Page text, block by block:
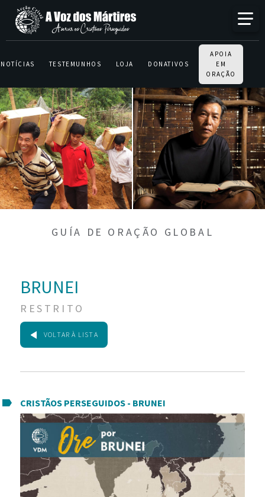
NOTÍCIAS TESTEMUNHOS LOJA DONATIVOS
APOIA
EM
ORAÇÃO
GUÍA DE ORAÇÃO GLOBAL
BRUNEI
RESTRITO
VOLTAR À LISTA
CRISTÃOS PERSEGUIDOS - BRUNEI